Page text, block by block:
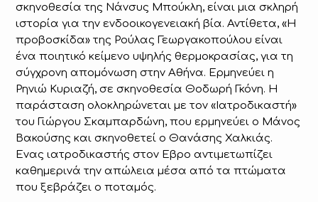
σκηνοθεσία της Νάνσυς Μπούκλη, είναι μια σκληρή
ιστορία για την ενδοοικογενειακή βία. Αντίθετα, «Η
προβοσκίδα» της Ρούλας Γεωργακοπούλου είναι
ένα ποιητικό κείμενο υψηλής θερμοκρασίας, για τη
σύγχρονη απομόνωση στην Αθήνα. Ερμηνεύει η
Ρηνιώ Κυριαζή, σε σκηνοθεσία Θοδωρή Γκόνη. Η
παράσταση ολοκληρώνεται με τον «Ιατροδικαστή»
του Γιώργου Σκαμπαρδώνη, που ερμηνεύει ο Μάνος
Βακούσης και σκηνοθετεί ο Θανάσης Χαλκιάς.
Ενας ιατροδικαστής στον Εβρο αντιμετωπίζει
καθημερινά την απώλεια μέσα από τα πτώματα
που ξεβράζει ο ποταμός.